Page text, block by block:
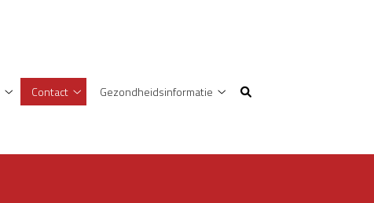
Informatie
Contact
Contact
Gezondheidsinformatie